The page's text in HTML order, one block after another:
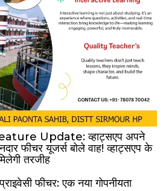
Update: व्हाट्सएप अपने
फीचर यूजर्स बोले वाह! व्हाट्सएप के
तरजीह
फीचर: एक नया गोपनीयता